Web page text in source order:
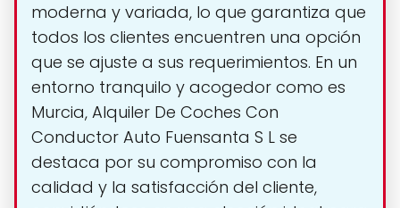
moderna y variada, lo que garantiza que
todos los clientes encuentren una opción
que se ajuste a sus requerimientos. En un
entorno tranquilo y acogedor como es
Murcia, Alquiler De Coches Con
Conductor Auto Fuensanta S L se
destaca por su compromiso con la
calidad y la satisfacción del cliente,